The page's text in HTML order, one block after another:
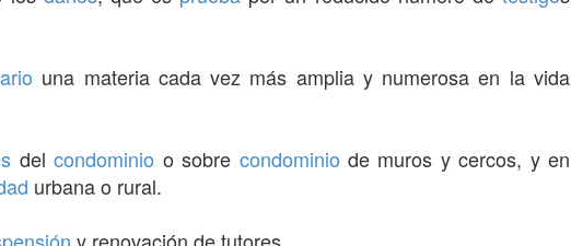
una materia cada vez más amplia y numerosa en la vida
delcondominio o sobre condominio de muros y cercos, y en
urbana o rural.